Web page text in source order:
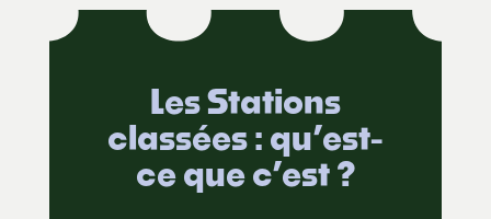
Les Stations
classées : qu’est-
ce que c’est ?